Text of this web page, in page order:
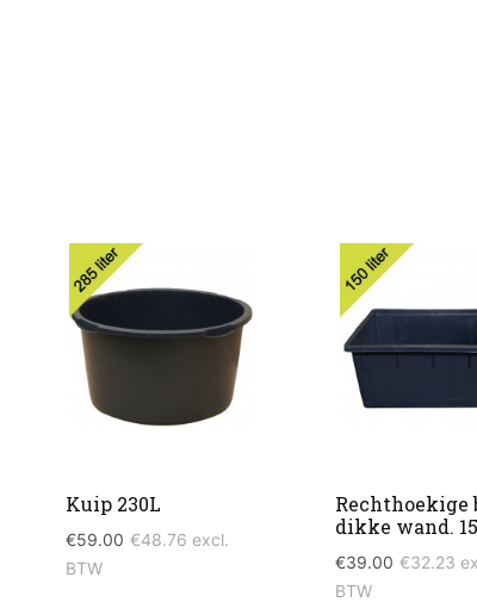
Kuip 230L
€59.00 €48.76 excl.
BTW
Rechthoekige
dikke wand.
€39.00 €32.23
BTW